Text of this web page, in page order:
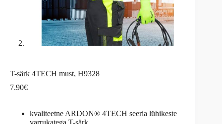
T-särk 4TECH must, H9328
7.90€
kvaliteetne ARDON® 4TECH seeria lühikeste
varrukatega T-särk